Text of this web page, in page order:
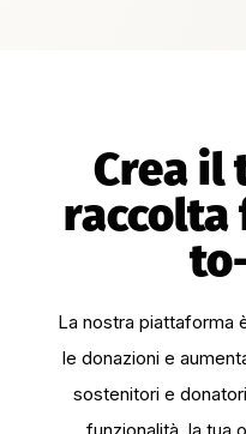
Crea il
raccolta
La nostra piattaforma
le donazioni e
sostenitori e